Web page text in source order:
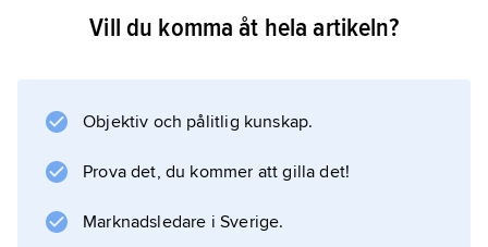
Vill du komma åt hela artikeln?
Objektiv och pålitlig kunskap.
Prova det, du kommer att gilla det!
Marknadsledare i Sverige.